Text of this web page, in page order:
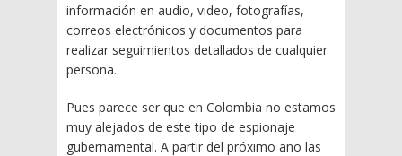
información en audio, video, fotografías,
correos electrónicos y documentos para
realizar seguimientos detallados de cualquier
persona.
Pues parece ser que en Colombia no estamos
muy alejados de este tipo de espionaje
gubernamental. A partir del próximo año las